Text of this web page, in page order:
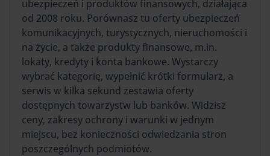
ubezpieczeń i produktów finansowych, działająca
od 2008 roku. Porównasz tu oferty ubezpieczeń
komunikacyjnych, turystycznych, nieruchomości i
na życie, a także produkty finansowe, m.in.
lokaty, kredyty i konta bankowe. Wystarczy
wybrać kategorię, wypełnić krótki formularz, a
serwis w kilka sekund zestawia oferty
dostępnych towarzystw lub banków. Widzisz
ceny, zakresy ochrony i warunki w jednym
miejscu, bez konieczności odwiedzania stron
poszczególnych podmiotów.